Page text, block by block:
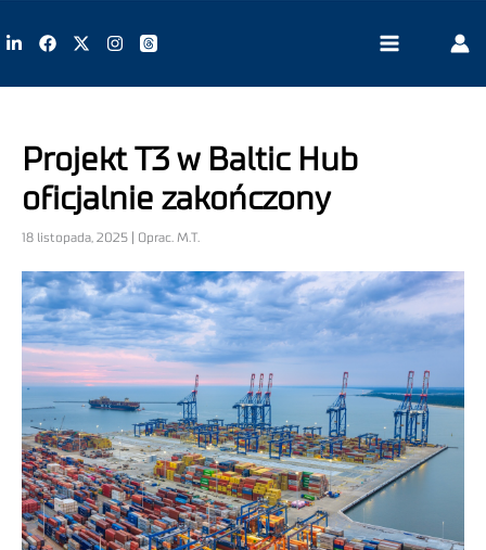
Projekt T3 w Baltic Hub
oficjalnie zakończony
18 listopada, 2025 | Oprac. M.T.